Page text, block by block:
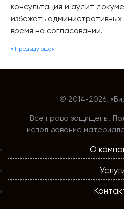
консультация и аудит
избежать административных
время на согласовании.
« Предыдующая
© 2014-2026.
Все права защищены.
использование
О